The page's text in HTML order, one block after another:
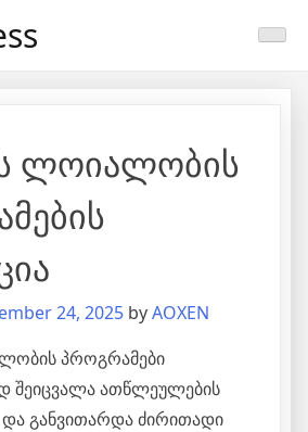
ლოიალობის
24, 2025 byAOXEN
პროგრამები
შეიცვალა ათწლეულების
განვითარდა ძირითადი